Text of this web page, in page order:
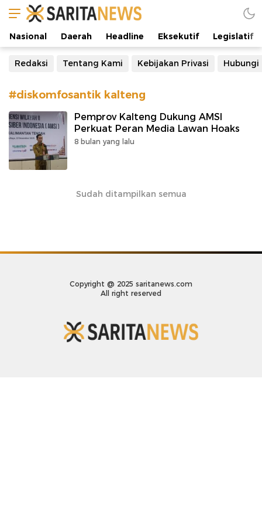
Manifestasi Arus Kebenaran
Nasional Daerah Headline Eksekutif Legislatif
Redaksi Tentang Kami Kebijakan Privasi Hubungi
#diskomfosantik kalteng
Pemprov Kalteng Dukung AMSI
Perkuat Peran Media Lawan Hoaks
8 bulan yang lalu
Sudah ditampilkan semua
Copyright @ 2025 saritanews.com
All right reserved